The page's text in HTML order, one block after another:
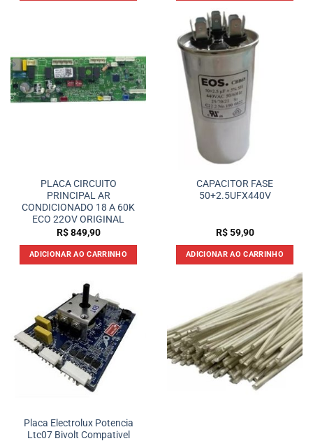
PLACA CIRCUITO
PRINCIPAL AR
CONDICIONADO 18 A 60K
ECO 22OV ORIGINAL
R$849,90
ADICIONAR AO CARRINHO
CAPACITOR FASE
50+2.5UFX440V
R$59,90
ADICIONAR AO CARRINHO
Placa Electrolux Potencia
Ltc07 Bivolt Compativel